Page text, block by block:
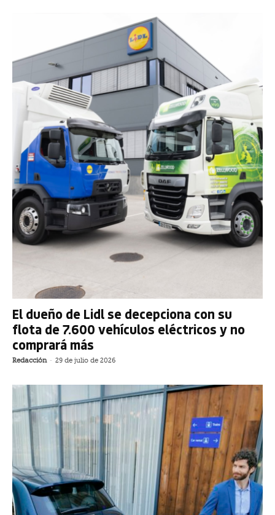
El dueño de Lidl se decepciona con su
flota de 7.600 vehículos eléctricos y no
comprará más
Redacción - 29 de julio de 2026